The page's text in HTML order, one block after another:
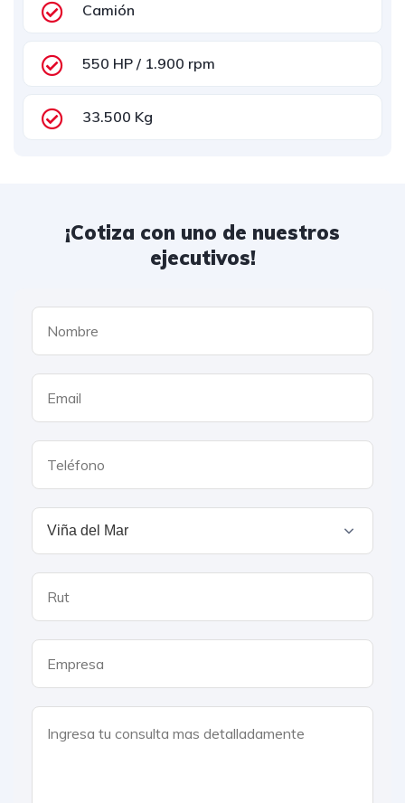
Camión
550 HP / 1.900 rpm
33.500 Kg
¡Cotiza con uno de nuestros
ejecutivos!